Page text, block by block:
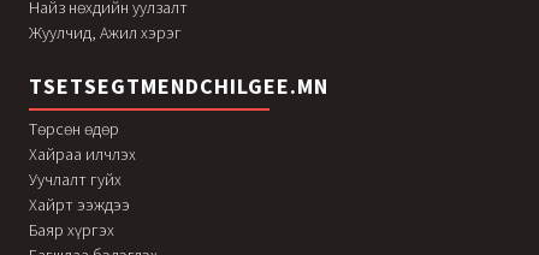
Найз нөхдийн уулзалт
Жуулчид, Ажил хэрэг
TSETSEGTMENDCHILGEE.MN
Төрсөн өдөр
Хайраа илчлэх
Уучлалт гуйх
Хайрт ээждээ
Баяр хүргэх